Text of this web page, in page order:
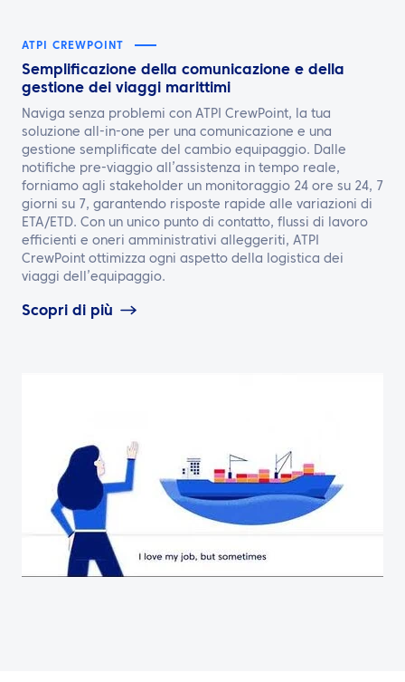
ATPI CREWPOINT
Semplificazione della comunicazione e della
gestione dei viaggi marittimi
Naviga senza problemi con ATPI CrewPoint, la tua
soluzione all-in-one per una comunicazione e una
gestione semplificate del cambio equipaggio. Dalle
notifiche pre-viaggio all’assistenza in tempo reale,
forniamo agli stakeholder un monitoraggio 24 ore su 24, 7
giorni su 7, garantendo risposte rapide alle variazioni di
ETA/ETD. Con un unico punto di contatto, flussi di lavoro
efficienti e oneri amministrativi alleggeriti, ATPI
CrewPoint ottimizza ogni aspetto della logistica dei
viaggi dell’equipaggio.
Scopri di più